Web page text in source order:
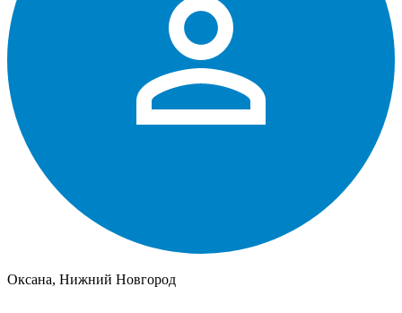
Оксана, Нижний Новгород